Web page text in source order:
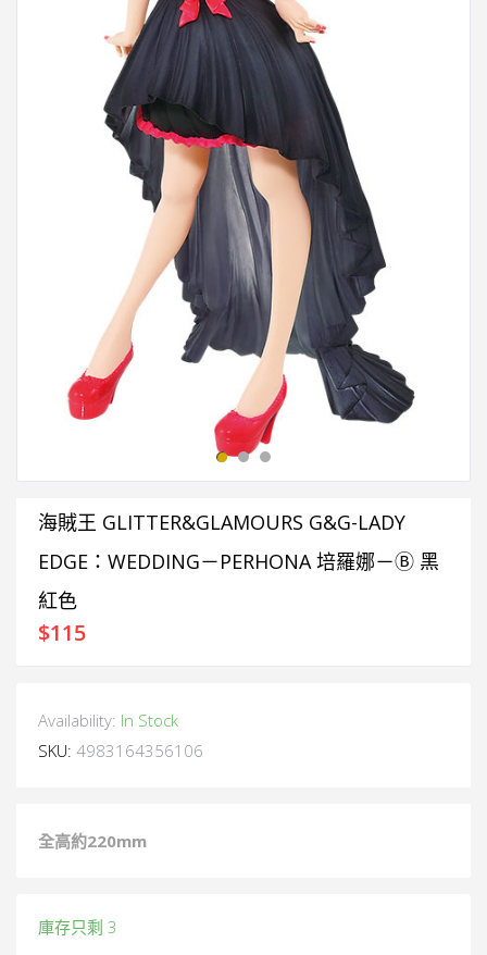
海賊王 GLITTER&GLAMOURS G&G-LADY
EDGE：WEDDING－PERHONA 培羅娜－Ⓑ 黑
紅色
$115
Availability: In Stock
SKU: 4983164356106
全高約220mm
庫存只剩 3